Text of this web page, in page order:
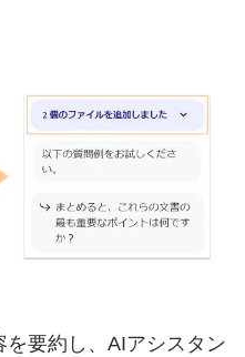
要約し、AIアシスタン